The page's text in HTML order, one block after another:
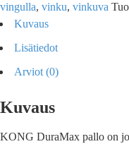
vingulla, vinku, vinkuva
Kuvaus
Lisätiedot
Arviot (0)
Kuvaus
KONG DuraMax pallo on